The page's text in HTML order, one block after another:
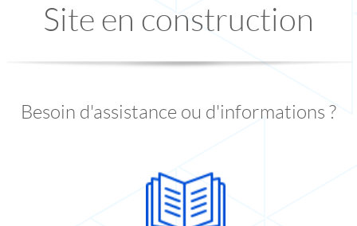
Site en construction
Besoin d'assistance ou d'informations ?